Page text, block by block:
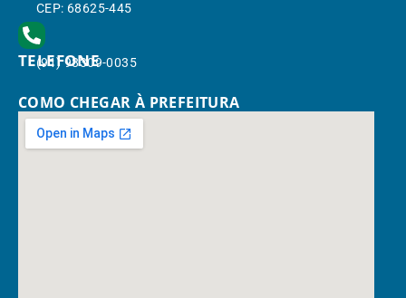
CEP: 68625-445
TELEFONE
(91) 98309-0035
COMO CHEGAR À PREFEITURA